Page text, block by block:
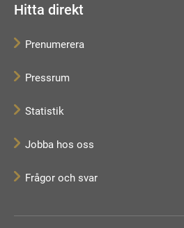
Hitta direkt
Prenumerera
Pressrum
Statistik
Jobba hos oss
Frågor och svar